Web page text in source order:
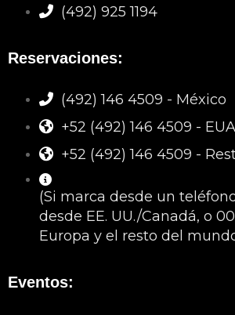
(492) 925 1194
Reservaciones:
(492) 146 4509 - México
+52 (492) 146 4509 -
+52 (492) 146 4509 -
(Si marca desde un teléfono
desde EE. UU./Canadá, o
Europa y el resto del
Eventos: